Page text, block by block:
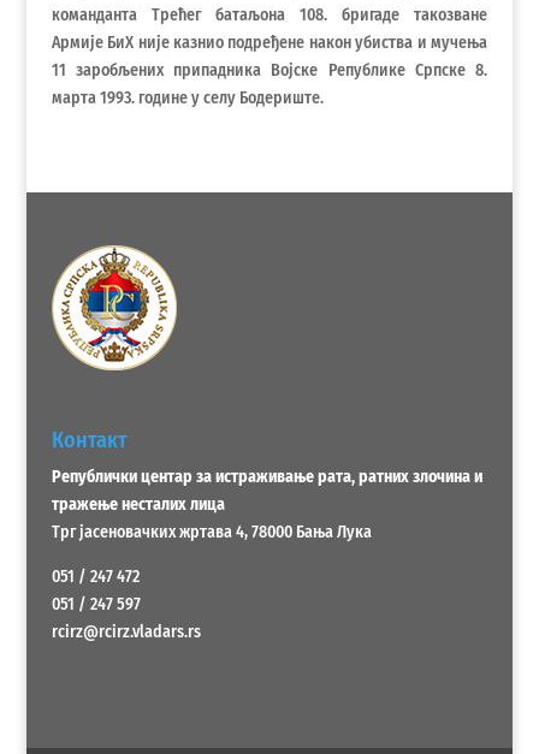
команданта Трећег батаљона 108. бригаде такозване
Армије БиХ није казнио подређене након убиства и мучења
11 заробљених припадника Војске Републике Српске 8.
марта 1993. године у селу Бодериште.
Контакт
Републички центар за истраживање рата, ратних злочина и
тражење несталих лица
Трг јасеновачких жртава 4, 78000 Бања Лука
051 / 247 472
051 / 247 597
rcirz@rcirz.vladars.rs